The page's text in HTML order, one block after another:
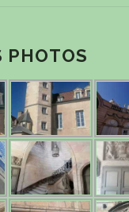
PHOTOS